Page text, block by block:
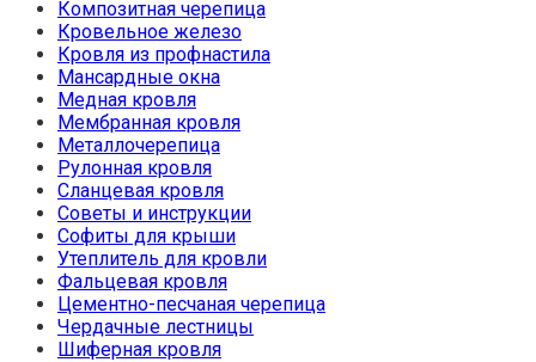
Композитная черепица
Кровельное железо
Кровля из профнастила
Мансардные окна
Медная кровля
Мембранная кровля
Металлочерепица
Рулонная кровля
Сланцевая кровля
Советы и инструкции
Софиты для крыши
Утеплитель для кровли
Фальцевая кровля
Цементно-песчаная черепица
Чердачные лестницы
Шиферная кровля